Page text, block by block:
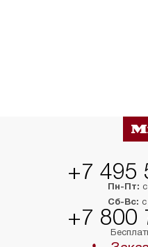
+7 495
Пн-Пт:
Сб-Вс:
+7 800